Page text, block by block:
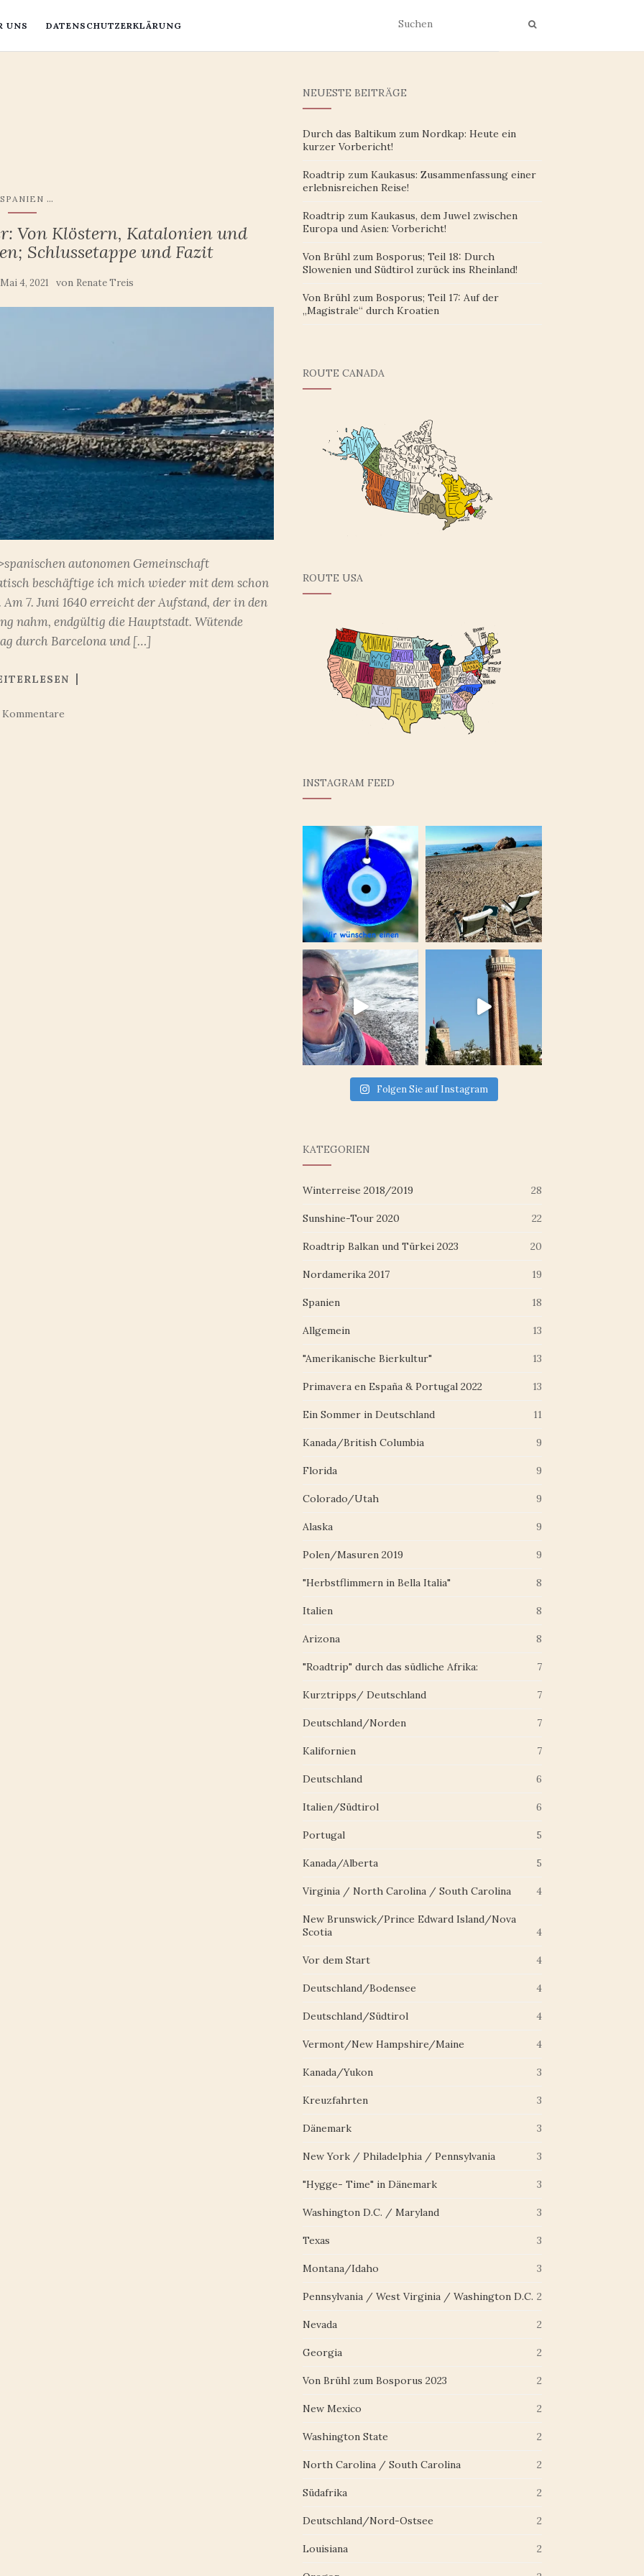
UNS DATENSCHUTZERKLÄRUNG
SPANIEN ...
Von Klöstern, Katalonien und
Schlussetappe und Fazit
Mai 4, 2021 von Renate Treis
autonomen Gemeinschaft
beschäftige ich mich wieder mit dem schon
7. Juni 1640 erreicht der Aufstand, der in den
nahm, endgültig die Hauptstadt. Wütende
durch Barcelona und […]
Kommentare
NEUESTE BEITRÄGE
Durch das Baltikum zum Nordkap: Heute ein
kurzer Vorbericht!
Roadtrip zum Kaukasus: Zusammenfassung einer
erlebnisreichen Reise!
Roadtrip zum Kaukasus, dem Juwel zwischen
Europa und Asien: Vorbericht!
Von Brühl zum Bosporus; Teil 18: Durch
Slowenien und Südtirol zurück ins Rheinland!
Von Brühl zum Bosporus; Teil 17: Auf der
„Magistrale“ durch Kroatien
ROUTE CANADA
ROUTE USA
INSTAGRAM FEED
Folgen Sie auf Instagram
KATEGORIEN
Winterreise 2018/2019 28
Sunshine-Tour 2020 22
Roadtrip Balkan und Türkei 2023 20
Nordamerika 2017 19
Spanien 18
Allgemein 13
"Amerikanische Bierkultur" 13
Primavera en España & Portugal 2022 13
Ein Sommer in Deutschland 11
Kanada/British Columbia 9
Florida 9
Colorado/Utah 9
Alaska 9
Polen/Masuren 2019 9
"Herbstflimmern in Bella Italia" 8
Italien 8
Arizona 8
"Roadtrip" durch das südliche Afrika: 7
Kurztripps/ Deutschland 7
Deutschland/Norden 7
Kalifornien 7
Deutschland 6
Italien/Südtirol 6
Portugal 5
Kanada/Alberta 5
Virginia / North Carolina / South Carolina 4
New Brunswick/Prince Edward Island/Nova
Scotia
4
Vor dem Start 4
Deutschland/Bodensee 4
Deutschland/Südtirol 4
Vermont/New Hampshire/Maine 4
Kanada/Yukon 3
Kreuzfahrten 3
Dänemark 3
New York / Philadelphia / Pennsylvania 3
"Hygge- Time" in Dänemark 3
Washington D.C. / Maryland 3
Texas 3
Montana/Idaho 3
Pennsylvania / West Virginia / Washington D.C. 2
Nevada 2
Georgia 2
Von Brühl zum Bosporus 2023 2
New Mexico 2
Washington State 2
North Carolina / South Carolina 2
Südafrika 2
Deutschland/Nord-Ostsee 2
Louisiana 2